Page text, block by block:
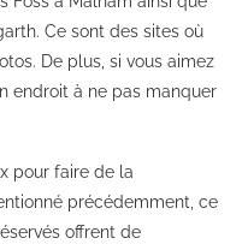
Ce sont des sites où
De plus, si vous aimez
endroit à ne pas manquer
pour faire de la
précédemment, ce
offrent de